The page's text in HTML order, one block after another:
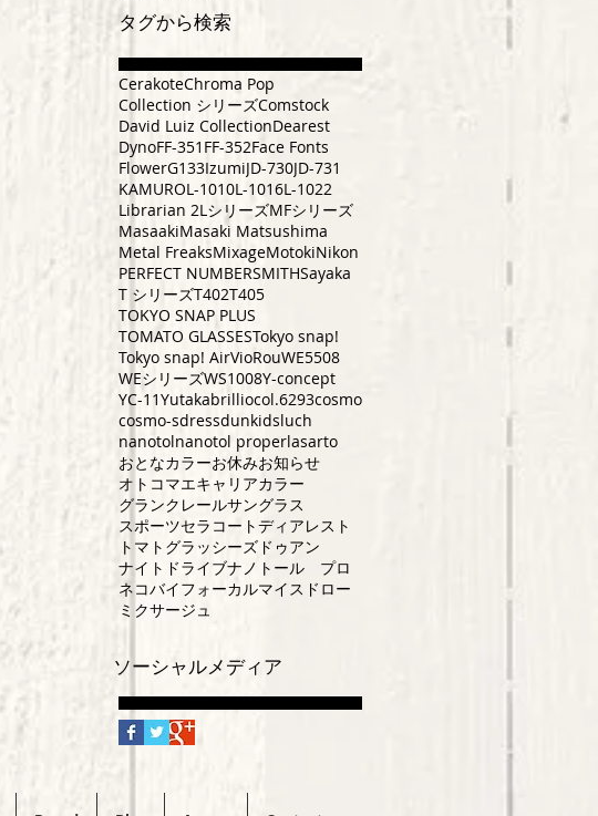
タグから検索
CerakoteChroma Pop
Collection シリーズComstock
David Luiz CollectionDearest
DynoFF-351 FF-352Face Fonts
FlowerG133IzumiJD-730JD-731
KAMUROL-1010L-1016L-1022
Librarian 2LシリーズMFシリーズ
MasaakiMasaki Matsushima
Metal FreaksMixageMotokiNikon
PERFECT NUMBERSMITHSayaka
T シリーズT402T405
TOKYO SNAP PLUS
TOMATO GLASSESTokyo snap!
Tokyo snap! AirVioRouWE5508
WEシリーズWS1008Y-concept
YC-11Yutakabrilliocol.6293cosmo
cosmo-sdressdunkidsluch
nanotolnanotol properlasarto
おとなカラーお休みお知らせ
オトコマエキャリアカラー
グランクレールサングラス
スポーツセラコートディアレスト
トマトグラッシーズ ドゥアン
ナイトドライブナノトール プロ
ネコバイフォーカルマイスドロー
ミクサージュ
ソーシャルメディア